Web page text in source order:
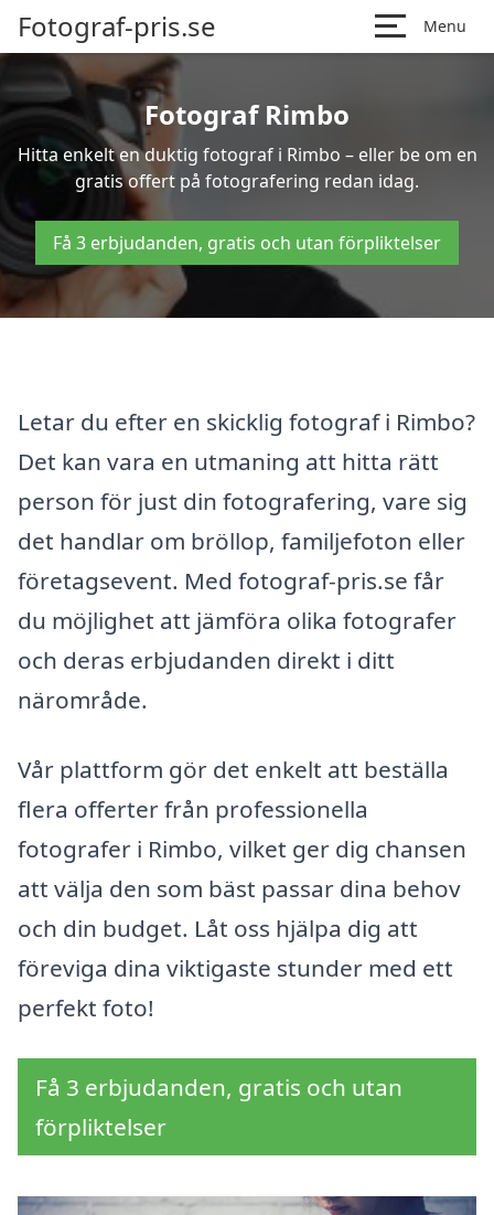
Fotograf-pris.se Menu
Fotograf Rimbo
Hitta enkelt en duktig fotograf i Rimbo – eller be om en
gratis offert på fotografering redan idag.
Få 3 erbjudanden, gratis och utan förpliktelser
Letar du efter en skicklig fotograf i Rimbo?
Det kan vara en utmaning att hitta rätt
person för just din fotografering, vare sig
det handlar om bröllop, familjefoton eller
företagsevent. Med fotograf-pris.se får
du möjlighet att jämföra olika fotografer
och deras erbjudanden direkt i ditt
närområde.
Vår plattform gör det enkelt att beställa
flera offerter från professionella
fotografer i Rimbo, vilket ger dig chansen
att välja den som bäst passar dina behov
och din budget. Låt oss hjälpa dig att
föreviga dina viktigaste stunder med ett
perfekt foto!
Få 3 erbjudanden, gratis och utan
förpliktelser